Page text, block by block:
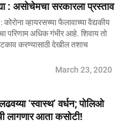
: असोचेमचा सरकारला प्रस्ताव
कोरोना व्हायरसच्या फैलावाच्या वैद्यकीय
परिणाम अधिक गंभीर आहे. शिवाय तो
करण्यासाठी देखील तशाच
March 23, 2020
‘स्वास्थ’ वर्धन; पोलिओ
लागणार आता कसोटी!